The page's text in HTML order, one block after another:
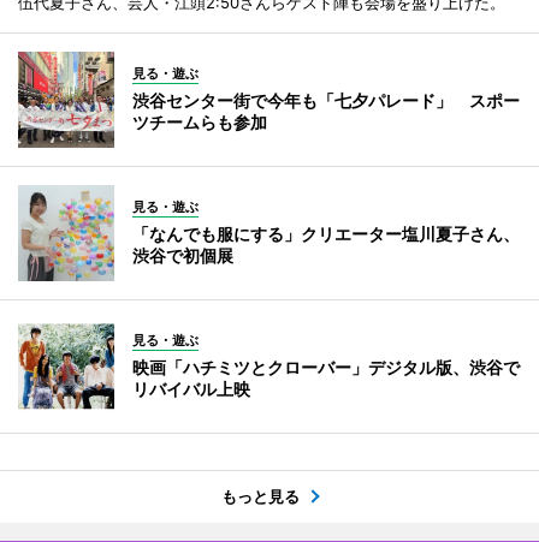
見る・遊ぶ
渋谷センター街で今年も「七夕パレード」 スポー
ツチームらも参加
見る・遊ぶ
「なんでも服にする」クリエーター塩川夏子さん、
渋谷で初個展
見る・遊ぶ
映画「ハチミツとクローバー」デジタル版、渋谷で
リバイバル上映
もっと見る